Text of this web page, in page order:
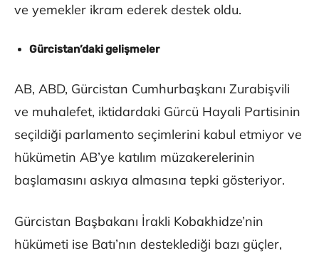
ve yemekler ikram ederek destek oldu.
Gürcistan’daki gelişmeler
AB, ABD, Gürcistan Cumhurbaşkanı Zurabişvili
ve muhalefet, iktidardaki Gürcü Hayali Partisinin
seçildiği parlamento seçimlerini kabul etmiyor ve
hükümetin AB’ye katılım müzakerelerinin
başlamasını askıya almasına tepki gösteriyor.
Gürcistan Başbakanı İrakli Kobakhidze’nin
hükümeti ise Batı’nın desteklediği bazı güçler,